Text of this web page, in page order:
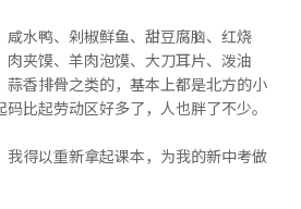
咸水鸭、剁椒鲜鱼、甜豆腐脑、红烧
肉夹馍、羊肉泡馍、大刀耳片、泼油
蒜香排骨之类的，基本上都是北方的小
比起劳动区好多了，人也胖了不少。
我得以重新拿起课本，为我的新中考做